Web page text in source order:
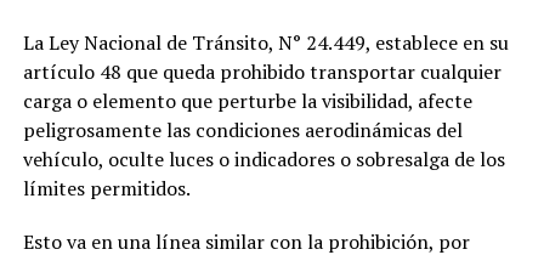
La Ley Nacional de Tránsito, N° 24.449, establece en su
artículo 48 que queda prohibido transportar cualquier
carga o elemento que perturbe la visibilidad, afecte
peligrosamente las condiciones aerodinámicas del
vehículo, oculte luces o indicadores o sobresalga de los
límites permitidos.
Esto va en una línea similar con la prohibición, por